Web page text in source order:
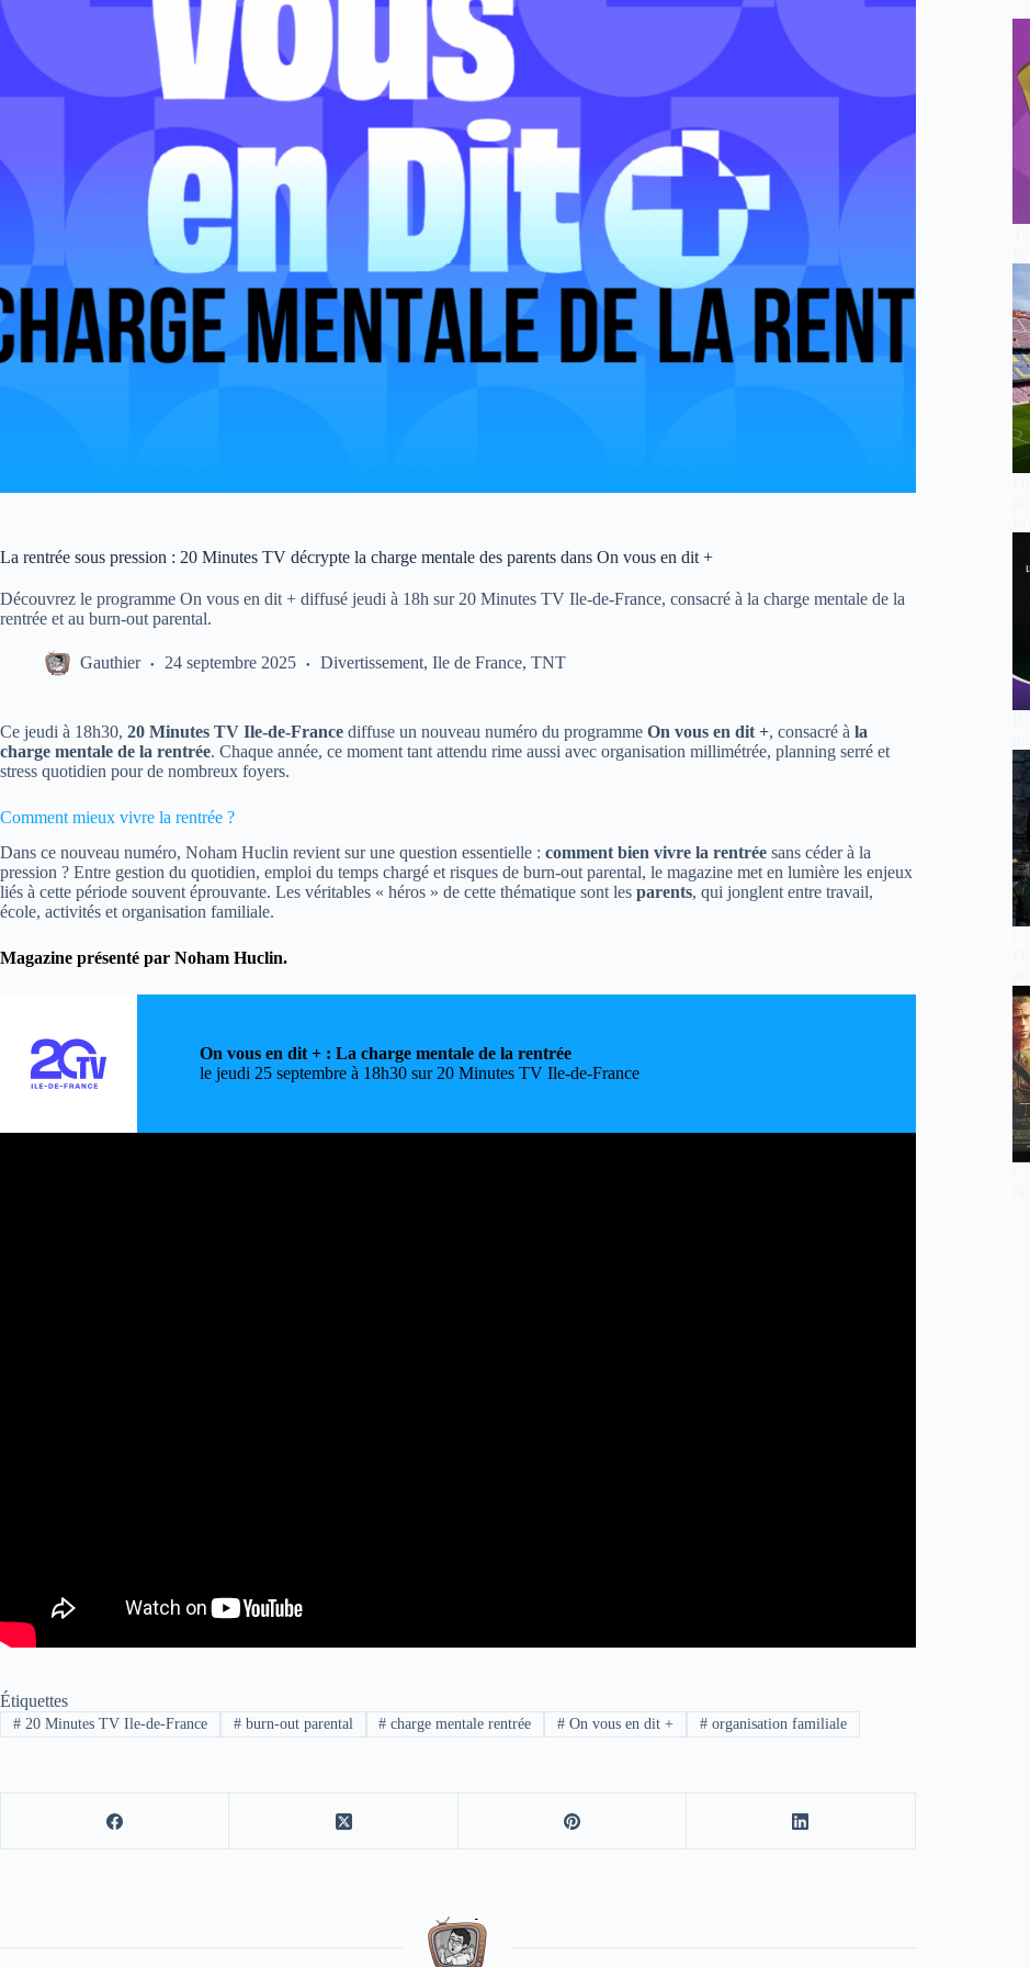
La rentrée sous pression : 20 Minutes TV décrypte la charge mentale des parents dans On vous en dit +
Découvrez le programme On vous en dit + diffusé jeudi à 18h sur 20 Minutes TV Ile-de-France, consacré à la charge mentale de la
rentrée et au burn-out parental.
Gauthier 24 septembre 2025 Divertissement, Ile de France, TNT
Ce jeudi à 18h30, 20 Minutes TV Ile-de-France diffuse un nouveau numéro du programme On vous en dit +, consacré à la
charge mentale de la rentrée. Chaque année, ce moment tant attendu rime aussi avec organisation millimétrée, planning serré et
stress quotidien pour de nombreux foyers.
Comment mieux vivre la rentrée ?
Dans ce nouveau numéro, Noham Huclin revient sur une question essentielle : comment bien vivre la rentrée sans céder à la
pression ? Entre gestion du quotidien, emploi du temps chargé et risques de burn-out parental, le magazine met en lumière les enjeux
liés à cette période souvent éprouvante. Les véritables « héros » de cette thématique sont les parents, qui jonglent entre travail,
école, activités et organisation familiale.
Magazine présenté par Noham Huclin.
On vous en dit + : La charge mentale de la rentrée
le jeudi 25 septembre à 18h30 sur 20 Minutes TV Ile-de-France
Étiquettes
#20 Minutes TV Ile-de-France #burn-out parental # charge mentale rentrée # On vous en dit + # organisation familiale